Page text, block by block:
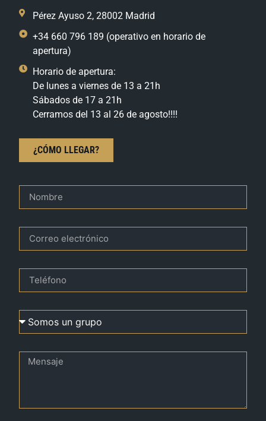
Pérez Ayuso 2, 28002 Madrid
+34 660 796 189 (operativo en horario de
apertura)
Horario de apertura:
De lunes a viernes de 13 a 21h
Sábados de 17 a 21h
Cerramos del 13 al 26 de agosto!!!!
¿CÓMO LLEGAR?